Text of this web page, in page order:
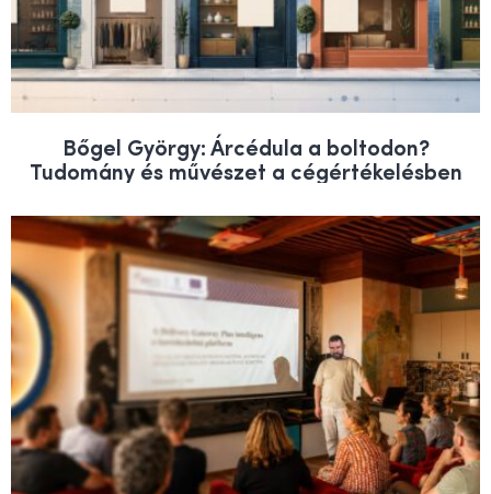
Bőgel György: Árcédula a boltodon?
Tudomány és művészet a cégértékelésben